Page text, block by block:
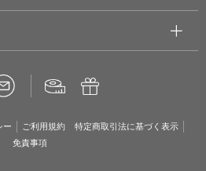
ー ご利用規約
特定商取引法に基づく表示
免責事項